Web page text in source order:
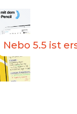
Nebo 5.5 ist